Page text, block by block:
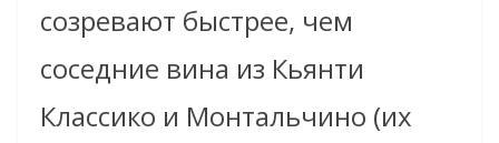
созревают быстрее, чем
соседние вина из Кьянти
Классико и Монтальчино (их